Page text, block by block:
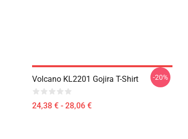
Volcano KL2201 Gojira T-Shirt
24,38 € - 28,06 €
-20%